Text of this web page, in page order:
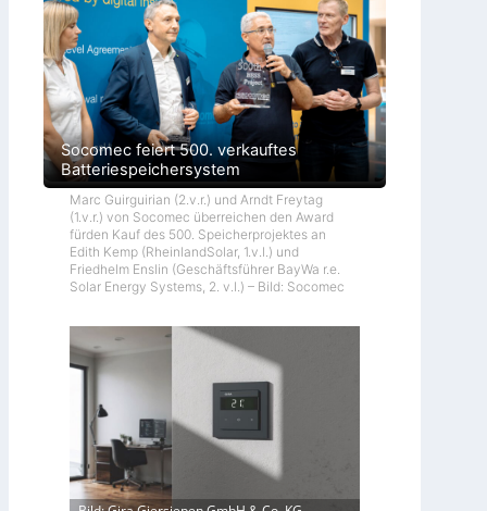
Socomec feiert 500. verkauftes
Batteriespeichersystem
Marc Guirguirian (2.v.r.) und Arndt Freytag
(1.v.r.) von Socomec überreichen den Award
fürden Kauf des 500. Speicherprojektes an
Edith Kemp (RheinlandSolar, 1.v.l.) und
Friedhelm Enslin (Geschäftsführer BayWa r.e.
Solar Energy Systems, 2. v.l.) – Bild: Socomec